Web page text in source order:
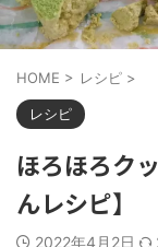
HOME > レシピ >
レシピ
ほろほろク
んレシピ】
2022年4月2日